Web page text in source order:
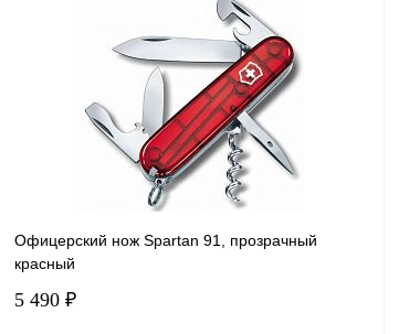
Офицерский нож Spartan 91, прозрачный
красный
5 490 ₽